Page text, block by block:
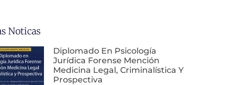
Noticas
Diplomado En Psicología
Jurídica Forense Mención
Medicina Legal, Criminalística Y
Prospectiva